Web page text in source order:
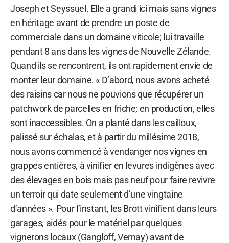
Joseph et Seyssuel. Elle a grandi ici mais sans vignes
en héritage avant de prendre un poste de
commerciale dans un domaine viticole; lui travaille
pendant 8 ans dans les vignes de Nouvelle Zélande.
Quand ils se rencontrent, ils ont rapidement envie de
monter leur domaine. « D’abord, nous avons acheté
des raisins car nous ne pouvions que récupérer un
patchwork de parcelles en friche; en production, elles
sont inaccessibles. On a planté dans les cailloux,
palissé sur échalas, et à partir du millésime 2018,
nous avons commencé à vendanger nos vignes en
grappes entières, à vinifier en levures indigènes avec
des élevages en bois mais pas neuf pour faire revivre
un terroir qui date seulement d’une vingtaine
d’années ». Pour l’instant, les Brott vinifient dans leurs
garages, aidés pour le matériel par quelques
vignerons locaux (Gangloff, Vernay) avant de